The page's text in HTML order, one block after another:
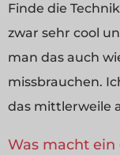
Finde die
zwar sehr cool
man das auch
missbrauchen.
das mittlerweile
Was macht ein